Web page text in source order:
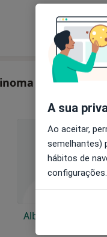
embrionário
Alberto Custódio
A sua
Ao aceitar,
semelhantes)
hábitos de